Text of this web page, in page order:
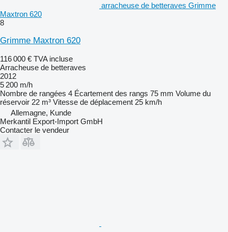
arracheuse de betteraves Grimme
Maxtron 620
8
Grimme Maxtron 620
116 000 € TVA incluse
Arracheuse de betteraves
2012
5 200 m/h
Nombre de rangées 4 Écartement des rangs 75 mm Volume du
réservoir 22 m³ Vitesse de déplacement 25 km/h
Allemagne, Kunde
Merkantil Export-Import GmbH
Contacter le vendeur